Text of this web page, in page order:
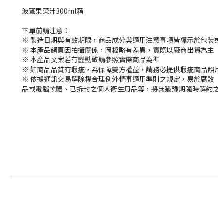
波蜜果菜汁300ml箱
下單前請注意：
※ 製造日期與有效期限，商品成分與適用注意事項皆標示於包裝
※ 本產品網頁因拍攝關係，圖檔略有差異，實際以廠商出貨為主
※ 本產品文案若有變動敬請參照實際商品為準
※ 如商品品質有瑕疵，為保障雙方權益，請務必提供瑕疵商品
※ 依據通訊交易解除權合理例外情事適用準則之規定，易於腐
品或電腦軟體、已拆封之個人衛生用品等，將無猶豫期隨時解約